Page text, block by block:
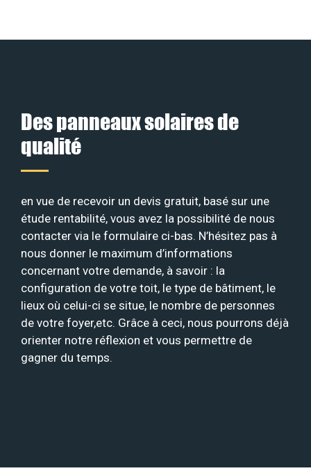
Des panneaux solaires de
qualité
en vue de recevoir un devis gratuit, basé sur une
étude rentabilité, vous avez la possibilité de nous
contacter via le formulaire ci-bas. N’hésitez pas à
nous donner le maximum d’informations
concernant votre demande, à savoir : la
configuration de votre toit, le type de bâtiment, le
lieux où celui-ci se situe, le nombre de personnes
de votre foyer,etc. Grâce à ceci, nous pourrons déjà
orienter notre réflexion et vous permettre de
gagner du temps.